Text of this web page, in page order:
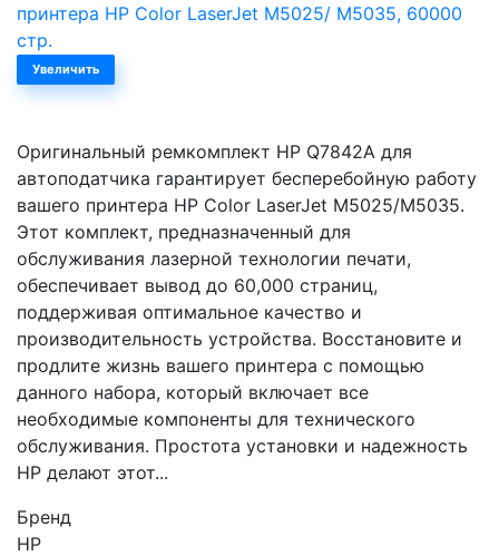
Увеличить
Оригинальный ремкомплект HP Q7842A для
автоподатчика гарантирует бесперебойную работу
вашего принтера HP Color LaserJet M5025/M5035.
Этот комплект, предназначенный для
обслуживания лазерной технологии печати,
обеспечивает вывод до 60,000 страниц,
поддерживая оптимальное качество и
производительность устройства. Восстановите и
продлите жизнь вашего принтера с помощью
данного набора, который включает все
необходимые компоненты для технического
обслуживания. Простота установки и надежность
HP делают этот...
Бренд
HP